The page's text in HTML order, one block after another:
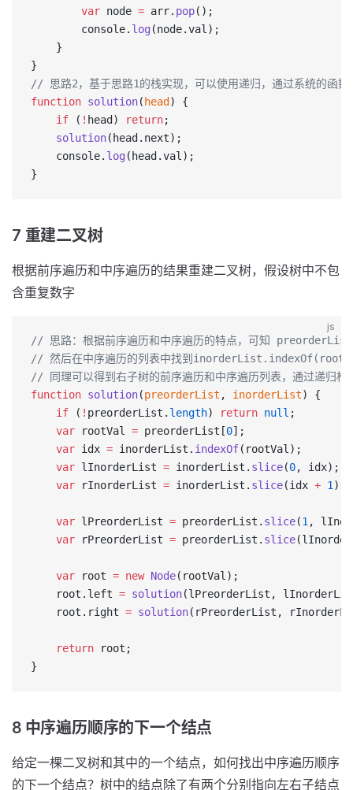
        var
node = arr. pop();
        console.
log (node.val);
    }
}
// 思路2，基于思路1的栈实现，可以使用递归，通过系统的函
function solution( head ) {
    if
( ! head) return;
    solution
(head.next);
    console.
log (head.val);
}
7 重建二叉树
根据前序遍历和中序遍历的结果重建二叉树，假设树中不包
含重复数字
js
// 思路：根据前序遍历和中序遍历的特点，可知
// 然后在中序遍历的列表中找到inorderList.indexOf(root)
// 同理可以得到右子树的前序遍历和中序遍历列表，通过递归构
function solution(preorderList , inorderList) {
    if
( ! preorderList. length) return null ;
    var
rootVal = preorderList[0];
    var
idx = inorderList. indexOf(rootVal);
    var
lInorderList = inorderList. slice(0, idx);
    var
rInorderList = inorderList. slice(idx + 1 );
    var
lPreorderList = preorderList. slice(1 ,
    var
rPreorderList = preorderList. slice
    var
root = new Node(rootVal);
    root.left
= solution(lPreorderList,
    root.right
= solution(rPreorderList,
    return
root;
}
8 中序遍历顺序的下一个结点
给定一棵二叉树和其中的一个结点，如何找出中序遍历顺序
的下一个结点？树中的结点除了有两个分别指向左右子结点